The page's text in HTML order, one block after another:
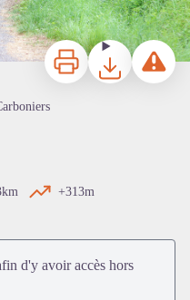
ImprimerTéléchargerSignaler
+313m
d'y avoir accès hors